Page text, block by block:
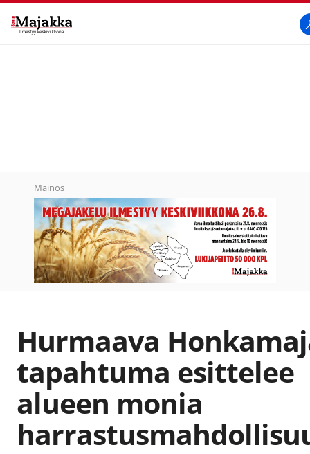
Mainos
Hurmaava
tapahtuma esittelee
alueen monia